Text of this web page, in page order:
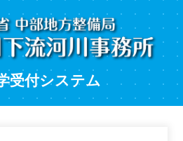
受付システム